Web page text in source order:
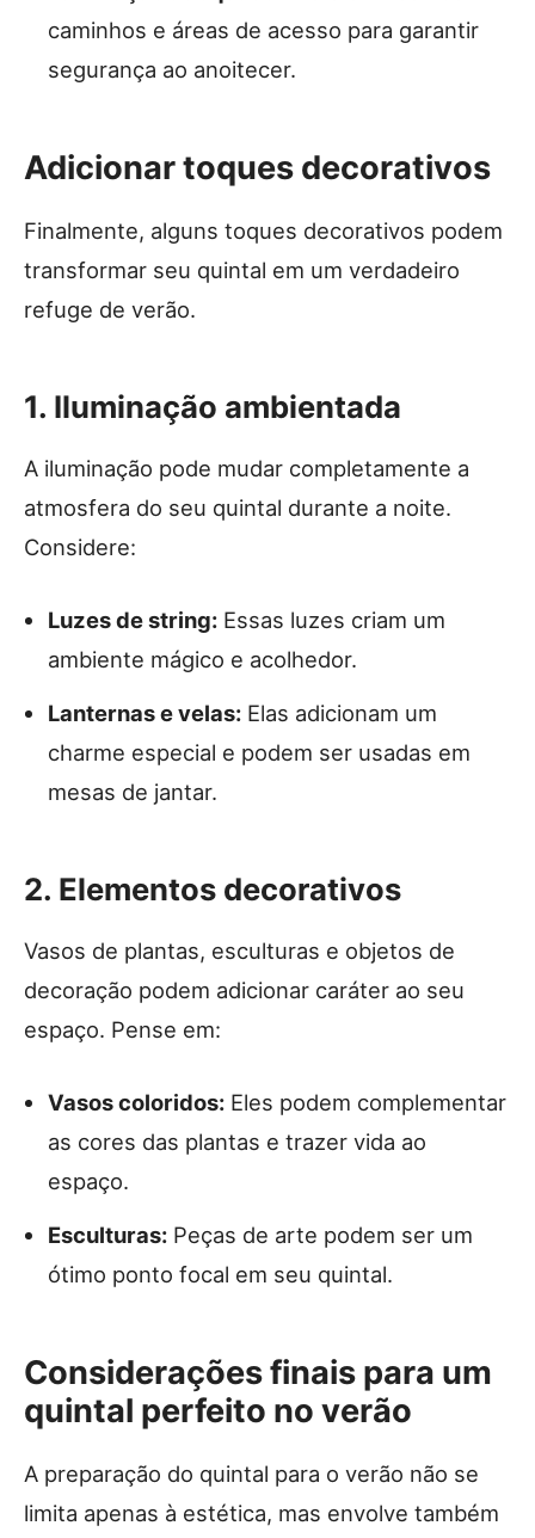
caminhos e áreas de acesso para garantir
segurança ao anoitecer.
Adicionar toques decorativos
Finalmente, alguns toques decorativos podem
transformar seu quintal em um verdadeiro
refuge de verão.
1. Iluminação ambientada
A iluminação pode mudar completamente a
atmosfera do seu quintal durante a noite.
Considere:
Luzes de string: Essas luzes criam um
ambiente mágico e acolhedor.
Lanternas e velas: Elas adicionam um
charme especial e podem ser usadas em
mesas de jantar.
2. Elementos decorativos
Vasos de plantas, esculturas e objetos de
decoração podem adicionar caráter ao seu
espaço. Pense em:
Vasos coloridos: Eles podem complementar
as cores das plantas e trazer vida ao
espaço.
Esculturas: Peças de arte podem ser um
ótimo ponto focal em seu quintal.
Considerações finais para um
quintal perfeito no verão
A preparação do quintal para o verão não se
limita apenas à estética, mas envolve também